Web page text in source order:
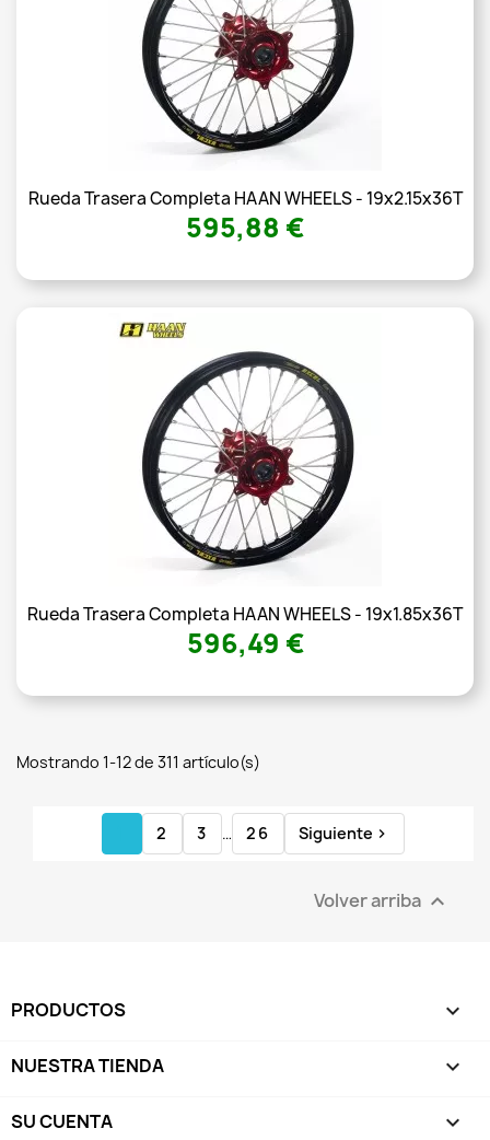
Rueda Trasera Completa HAAN WHEELS - 19x2.15x36T
595,88 €
Rueda Trasera Completa HAAN WHEELS - 19x1.85x36T
596,49 €
Mostrando 1-12 de 311 artículo(s)
2 3 … 26 Siguiente 
Volver arriba 
PRODUCTOS 
NUESTRA TIENDA 
SU CUENTA 